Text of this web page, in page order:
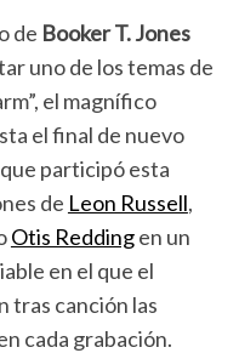
de Booker T. Jones
uno de los temas de
el magnífico
el final de nuevo
participó esta
de Leon Russell,
Otis Reddingen un
en el que el
tras canción las
cada grabación.